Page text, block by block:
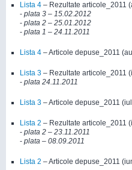
Lista 4 – Rezultate articole_2011
- plata 3 – 15.02.2012
- plata 2 – 25.01.2012
- plata 1 – 24.11.2011
Lista 4 – Articole depuse_2011
Lista 3 – Rezultate articole_2011
- plata 24.11.2011
Lista 3 – Articole depuse_2011
Lista 2 – Rezultate articole_2011
- plata 2 – 23.11.2011
- plata – 08.09.2011
Lista 2 – Articole depuse_2011